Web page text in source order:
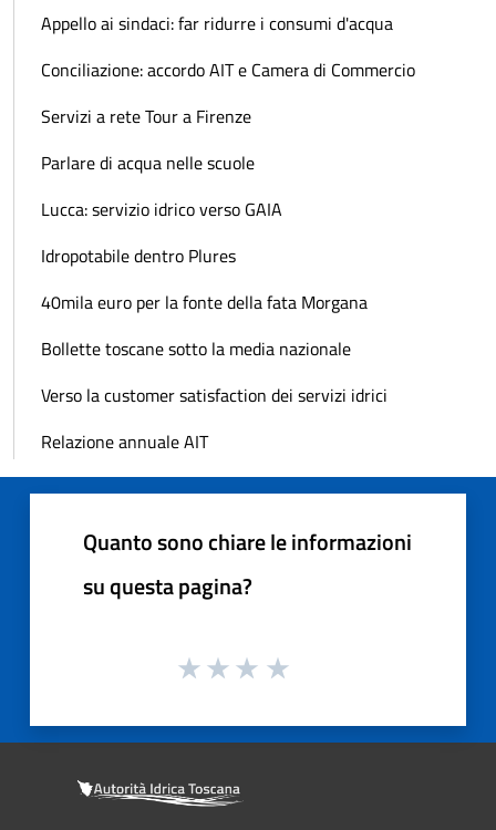
Appello ai sindaci: far ridurre i consumi d'acqua
Conciliazione: accordo AIT e Camera di Commercio
Servizi a rete Tour a Firenze
Parlare di acqua nelle scuole
Lucca: servizio idrico verso GAIA
Idropotabile dentro Plures
40mila euro per la fonte della fata Morgana
Bollette toscane sotto la media nazionale
Verso la customer satisfaction dei servizi idrici
Relazione annuale AIT
Quanto sono chiare le informazioni
su questa pagina?